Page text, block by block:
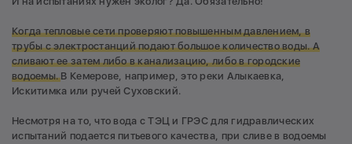
Когда тепловые сети проверяют повышенным давлением, в
трубы с электростанций подают большое количество воды. А
сливают ее затем либо в канализацию, либо в городские
водоемы.В Кемерове, например, это реки Алыкаевка,
Искитимка или ручей Суховский.
Несмотря на то, что вода с ТЭЦ и ГРЭС для гидравлических
испытаний подается питьевого качества, при сливе в водоемы